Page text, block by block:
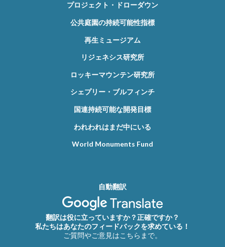
プロジェクト・ドローダウン
公共庭園の持続可能性指標
再生ミュージアム
リジェネシス研究所
ロッキーマウンテン研究所
シェプリー・ブルフィンチ
国連持続可能な開発目標
われわれはまだ中にいる
World Monuments Fund
自動翻訳
翻訳は役に立っていますか？正確ですか？
私たちはあなたのフィードバックを求めている！
ご質問やご意見はこちらまで。